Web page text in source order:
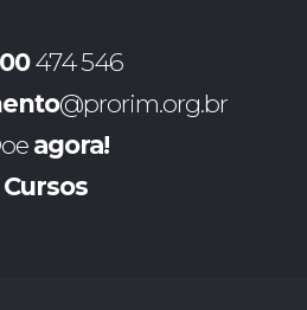
474 546
@prorim.org.br
agora!
Cursos